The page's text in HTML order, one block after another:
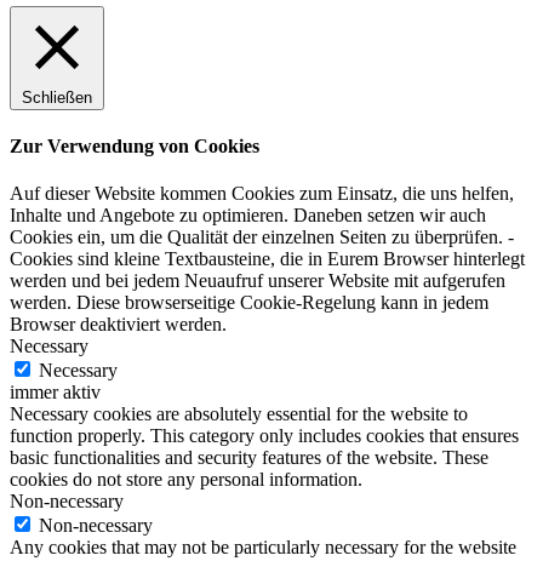
Schließen
Zur Verwendung von Cookies
Auf dieser Website kommen Cookies zum Einsatz, die uns helfen,
Inhalte und Angebote zu optimieren. Daneben setzen wir auch
Cookies ein, um die Qualität der einzelnen Seiten zu überprüfen. -
Cookies sind kleine Textbausteine, die in Eurem Browser hinterlegt
werden und bei jedem Neuaufruf unserer Website mit aufgerufen
werden. Diese browserseitige Cookie-Regelung kann in jedem
Browser deaktiviert werden.
Necessary
Necessary
immer aktiv
Necessary cookies are absolutely essential for the website to
function properly. This category only includes cookies that ensures
basic functionalities and security features of the website. These
cookies do not store any personal information.
Non-necessary
Non-necessary
Any cookies that may not be particularly necessary for the website